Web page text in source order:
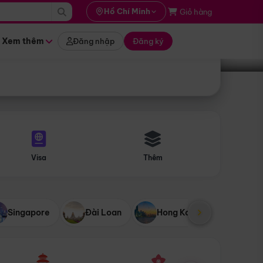
Hồ Chí Minh Giỏ hàng
Xem thêm Đăng nhập Đăng ký
Tìm tour
Visa Thêm
Singapore Đài Loan Hong Kong